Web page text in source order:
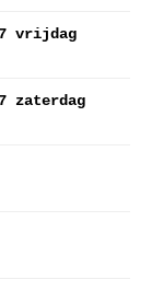
vrijdag
zaterdag